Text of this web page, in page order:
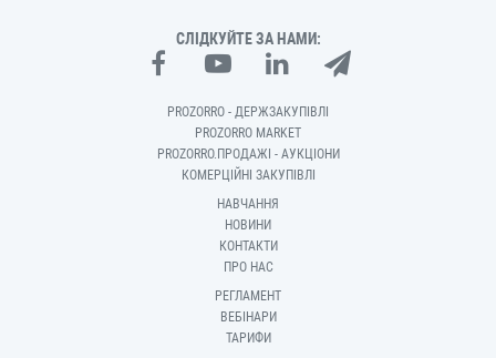
СЛІДКУЙТЕ ЗА НАМИ:
PROZORRO - ДЕРЖЗАКУПІВЛІ
PROZORRO MARKET
PROZORRO.ПРОДАЖІ - АУКЦІОНИ
КОМЕРЦІЙНІ ЗАКУПІВЛІ
НАВЧАННЯ
НОВИНИ
КОНТАКТИ
ПРО НАС
РЕГЛАМЕНТ
ВЕБІНАРИ
ТАРИФИ